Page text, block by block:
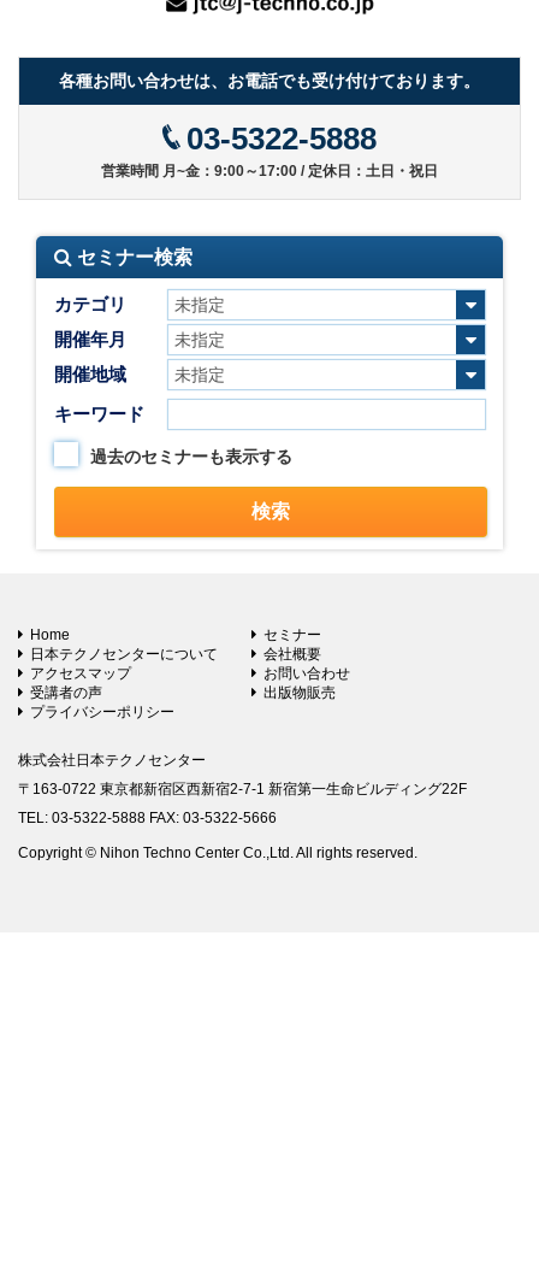
各種お問い合わせは、お電話でも受け付けております。
03-5322-5888
営業時間 月~金：9:00～17:00 / 定休日：土日・祝日
セミナー検索
カテゴリ
開催年月
開催地域
キーワード
過去のセミナーも表示する
Home
セミナー
日本テクノセンターについて
会社概要
アクセスマップ
お問い合わせ
受講者の声
出版物販売
プライバシーポリシー
株式会社日本テクノセンター
〒163-0722 東京都新宿区西新宿2-7-1 新宿第一生命ビルディング22F
TEL: 03-5322-5888 FAX: 03-5322-5666
Copyright © Nihon Techno Center Co.,Ltd. All rights reserved.